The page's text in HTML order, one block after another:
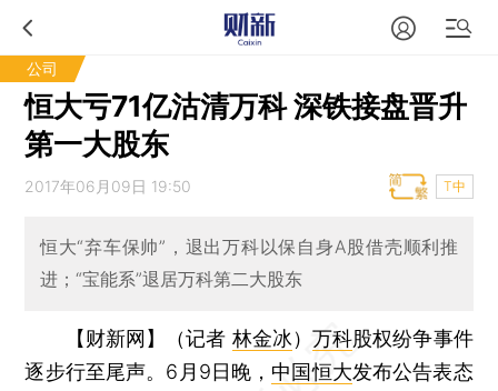
公司
恒大亏71亿沽清万科 深铁接盘晋升
第一大股东
2017年06月09日 19:50 T中
恒大“弃车保帅”，退出万科以保自身A股借壳顺利推
进；“宝能系”退居万科第二大股东
【财新网】（记者 林金冰） 万科股权纷争事件
逐步行至尾声。6月9日晚， 中国恒大发布公告表态